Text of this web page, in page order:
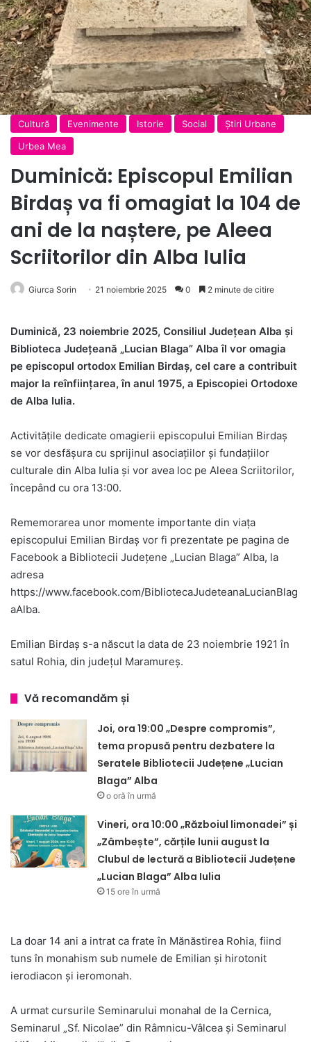
Cultură Evenimente Istorie Social
Ştiri Urbane
Urbea Mea
Duminică: Episcopul Emilian
Birdaș va fi omagiat la 104 de
ani de la naștere, pe Aleea
Scriitorilor din Alba Iulia
Giurca Sorin 21 noiembrie 2025 0 2 minute de citire
Duminică, 23 noiembrie 2025, Consiliul Județean Alba și
Biblioteca Județeană „Lucian Blaga” Alba îl vor omagia
pe episcopul ortodox Emilian Birdaș, cel care a contribuit
major la reînființarea, în anul 1975, a Episcopiei Ortodoxe
de Alba Iulia.
Activitățile dedicate omagierii episcopului Emilian Birdaș
se vor desfășura cu sprijinul asociațiilor și fundațiilor
culturale din Alba Iulia și vor avea loc pe Aleea Scriitorilor,
începând cu ora 13:00.
Rememorarea unor momente importante din viața
episcopului Emilian Birdaș vor fi prezentate pe pagina de
Facebook a Bibliotecii Județene „Lucian Blaga” Alba, la
adresa
https://www.facebook.com/BibliotecaJudeteanaLucianBlag
aAlba.
Emilian Birdaș s-a născut la data de 23 noiembrie 1921 în
satul Rohia, din județul Maramureș.
Vă recomandăm și
Joi, ora 19:00 „Despre compromis”,
tema propusă pentru dezbatere la
Seratele Bibliotecii Județene „Lucian
Blaga” Alba
o oră în urmă
Vineri, ora 10:00 „Războiul limonadei” și
„Zâmbește”, cărțile lunii august la
Clubul de lectură a Bibliotecii Județene
„Lucian Blaga” Alba Iulia
15 ore în urmă
La doar 14 ani a intrat ca frate în Mănăstirea Rohia, fiind
tuns în monahism sub numele de Emilian și hirotonit
ierodiacon și ieromonah.
A urmat cursurile Seminarului monahal de la Cernica,
Seminarul „Sf. Nicolae” din Râmnicu-Vâlcea și Seminarul